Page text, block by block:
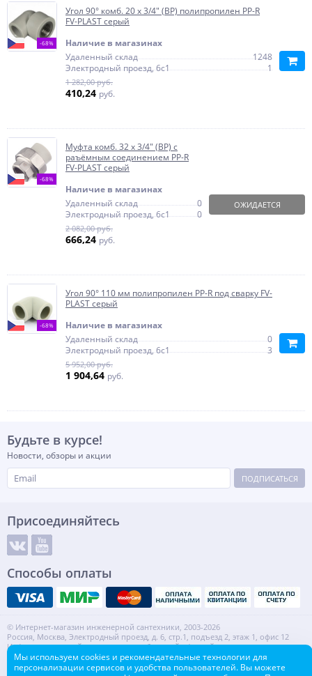
-68%
Угол 90° комб. 20 х 3/4" (ВР) полипропилен PP-R
FV-PLAST серый
Наличие в магазинах
Удаленный склад
1248
Электродный проезд, 6с1
1
1 282,00 руб.
410,24 руб.
-68%
Муфта комб. 32 x 3/4" (ВР) с
раъёмным соединением PP-R
FV-PLAST серый
Наличие в магазинах
Удаленный склад
0
Электродный проезд, 6с1
0
2 082,00 руб.
666,24 руб.
ОЖИДАЕТСЯ
-68%
Угол 90° 110 мм полипропилен PP-R под сварку FV-
PLAST серый
Наличие в магазинах
Удаленный склад
0
Электродный проезд, 6с1
3
5 952,00 руб.
1 904,64 руб.
Будьте в курсе!
Новости, обзоры и акции
ПОДПИСАТЬСЯ
Присоединяйтесь
Способы оплаты
© Интернет-магазин инженерной сантехники, 2003-2026
Россия, Москва, Электродный проезд, д. 6, стр.1, подъезд 2, этаж 1, офис 12
Информация на сайте не является публичной офертой.
ИНН: 7720553918 КПП: 772001001
Контакты Карта сайта
Мы используем cookies и рекомендательные технологии для
персонализации сервисов и удобства пользователей. Вы можете